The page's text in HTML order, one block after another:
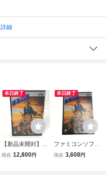
詳細
本日終了
【新品未開封】FC
維新の嵐 光栄 KO
現在 12,800円
本日終了
ファミコンソフト
維新の嵐
現在 3,608円